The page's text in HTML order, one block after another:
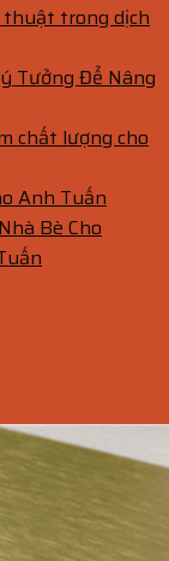
thuật trong dịch
Tưởng Để Nâng
chất lượng cho
Anh Tuấn
Bè Cho